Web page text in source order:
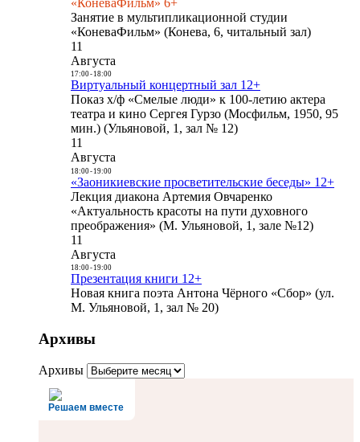
«КоневаФильм» 6+
Занятие в мультипликационной студии
«КоневаФильм» (Конева, 6, читальный зал)
11
Августа
17:00- 18:00
Виртуальный концертный зал 12+
Показ х/ф «Смелые люди» к 100-летию актера
театра и кино Сергея Гурзо (Мосфильм, 1950, 95
мин.) (Ульяновой, 1, зал № 12)
11
Августа
18:00- 19:00
«Заоникиевские просветительские беседы» 12+
Лекция диакона Артемия Овчаренко
«Актуальность красоты на пути духовного
преображения» (М. Ульяновой, 1, зале №12)
11
Августа
18:00- 19:00
Презентация книги 12+
Новая книга поэта Антона Чёрного «Сбор» (ул.
М. Ульяновой, 1, зал № 20)
Архивы
Архивы
Решаем вместе